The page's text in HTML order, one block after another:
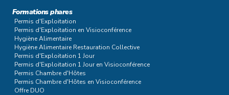
Formations phares
Permis d'Exploitation
Permis d'Exploitation en Visioconférence
Hygiène Alimentaire
Hygiène Alimentaire Restauration Collective
Permis d'Exploitation 1 Jour
Permis d'Exploitation 1 Jour en Visioconférence
Permis Chambre d'Hôtes
Permis Chambre d'Hôtes en Visioconférence
Offre DUO